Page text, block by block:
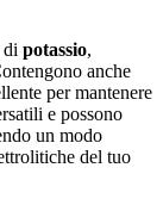
di potassio,
anche
per mantenere
e possono
un modo
del tuo